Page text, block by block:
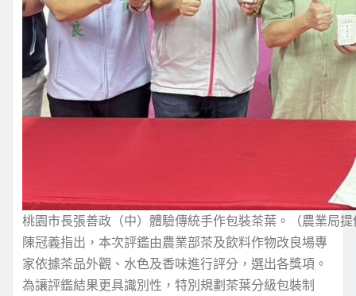
桃園市長張善政（中）體驗傳統手作包裝茶葉。（農業局
陳冠義指出，本次評鑑由農業部茶及飲料作物改良場專
家依據茶品外觀、水色及香味進行評分，選出各獎項。
為讓評鑑結果更具識別性，特別規劃茶葉分級包裝制